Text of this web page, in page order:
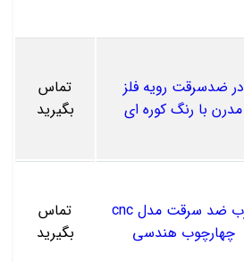
در ضدسرقت رویه فلز
مدرن با رنگ کوره ای
تماس
بگیرید
درب ضد سرقت مدل cnc
چهارچوب هندسی
تماس
بگیرید